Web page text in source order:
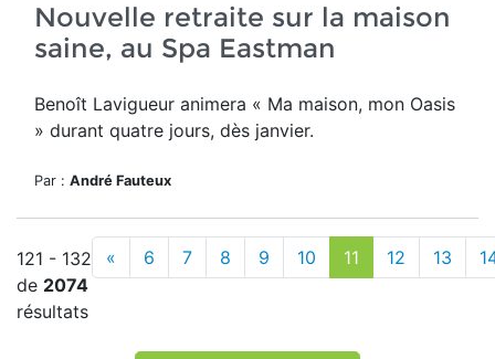
Nouvelle retraite sur la maison
saine, au Spa Eastman
Benoît Lavigueur animera « Ma maison, mon Oasis
» durant quatre jours, dès janvier.
Par : André Fauteux
121 - 132
de 2074
résultats
« 6 7 8 9 10 11 12 13